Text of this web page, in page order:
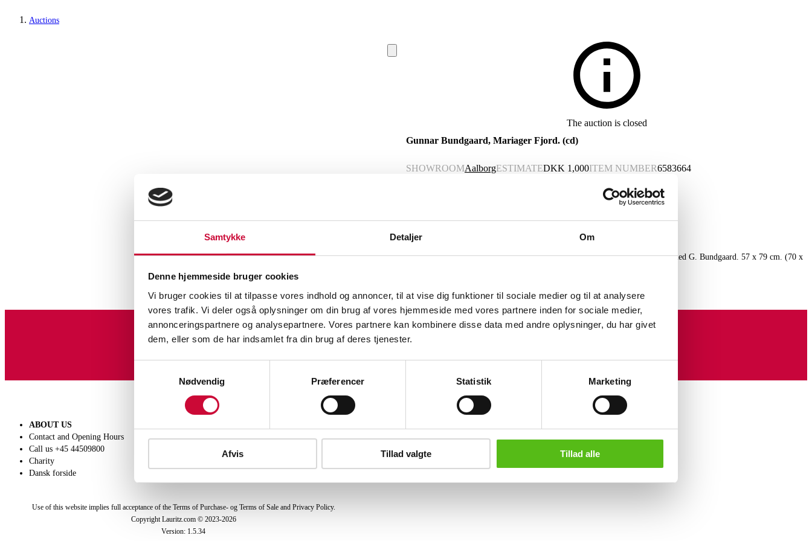
Samtykke Detaljer Om
Denne hjemmeside bruger cookies
Vi bruger cookies til at tilpasse vores indhold og annoncer, til at vise dig funktioner til sociale medier og til at analysere
vores trafik. Vi deler også oplysninger om din brug af vores hjemmeside med vores partnere inden for sociale medier,
annonceringspartnere og analysepartnere. Vores partnere kan kombinere disse data med andre oplysninger, du har givet
dem, eller som de har indsamlet fra din brug af deres tjenester.
Nødvendig
Præferencer Statistik Marketing
Afvis Tillad valgte Tillad alle
Auctions
The auction is closed
Gunnar Bundgaard, Mariager Fjord. (cd)
SHOWROOMAalborgESTIMATEDKK 1,000ITEM NUMBER6583664
Gunnar Bundgaard (1920-2005). Lot from Mariager Fjord. Oil on canvas. Signed G. Bundgaard. 57 x 79 cm. (70 x
Similar lots
Sign up for our newsletter and receive news and offers directly in your email.
ABOUT US
Contact and Opening Hours
Call us +45 44509800
Charity
Dansk forside
Get a valuation
Shipping
Use of this website implies full acceptance of the Terms of Purchase- og Terms of Sale and Privacy Policy.
Copyright Lauritz.com © 2023-2026
Version: 1.5.34